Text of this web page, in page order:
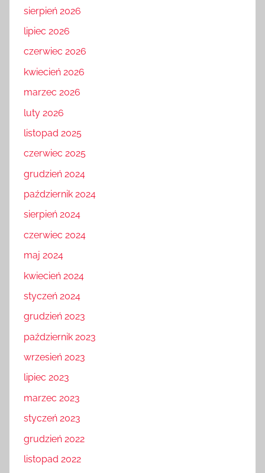
sierpień 2026
lipiec 2026
czerwiec 2026
kwiecień 2026
marzec 2026
luty 2026
listopad 2025
czerwiec 2025
grudzień 2024
październik 2024
sierpień 2024
czerwiec 2024
maj 2024
kwiecień 2024
styczeń 2024
grudzień 2023
październik 2023
wrzesień 2023
lipiec 2023
marzec 2023
styczeń 2023
grudzień 2022
listopad 2022